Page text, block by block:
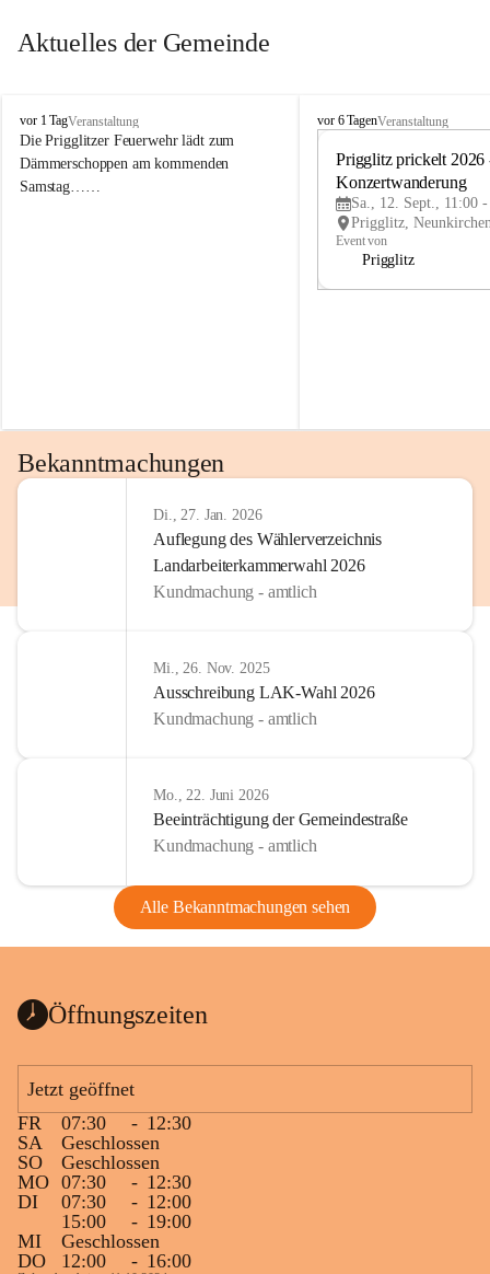
Aktuelles der Gemeinde
P
r
i
g
vor 1 TagVeranstaltung
Die Prigglitzer Feuerwehr lädt zum
Dämmerschoppen am kommenden
Samstag……
P
vor 6 TagenVeranstaltung
Prigglitz prickelt 2026
Konzertwanderung
Sa., 12. Sept., 11:00
Event von
Prigglitz
Bekanntmachungen
Di., 27. Jan. 2026
Auflegung des Wählerverzeichnis
Landarbeiterkammerwahl 2026
Kundmachung - amtlich
Mi., 26. Nov. 2025
Ausschreibung LAK-Wahl 2026
Kundmachung - amtlich
Mo., 22. Juni 2026
Beeinträchtigung der Gemeindestraße
Kundmachung - amtlich
Alle Bekanntmachungen sehen
Öffnungszeiten
Jetzt geöffnet
FR
07:30 - 12:30
SA
Geschlossen
SO
Geschlossen
MO 07:30 - 12:30
DI
07:30 - 12:00
15:00
- 19:00
MI
Geschlossen
DO
12:00 - 16:00